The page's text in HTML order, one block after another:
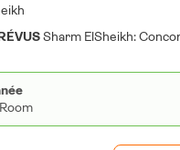
Sharm ElSheikh: